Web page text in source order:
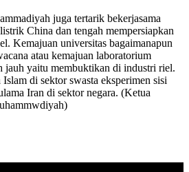
juga tertarik bekerjasama
China dan tengah mempersiapkan
Kemajuan universitas bagaimanapun
atau kemajuan laboratorium
jauh yaitu membuktikan di industri riel.
di sektor swasta eksperimen sisi
Iran di sektor negara. (Ketua